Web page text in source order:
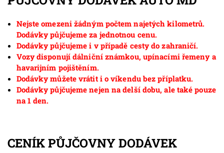
Nejste omezeni žádným počtem najetých kilometrů.
Dodávky půjčujeme za jednotnou cenu.
Dodávky půjčujeme i v případě cesty do zahraničí.
Vozy disponují dálniční známkou, upínacími řemeny a
havarijním pojištěním.
Dodávky můžete vrátit i o víkendu bez příplatku.
Dodávky půjčujeme nejen na delší dobu, ale také pouze
na 1 den.
CENÍK PŮJČOVNY DODÁVEK